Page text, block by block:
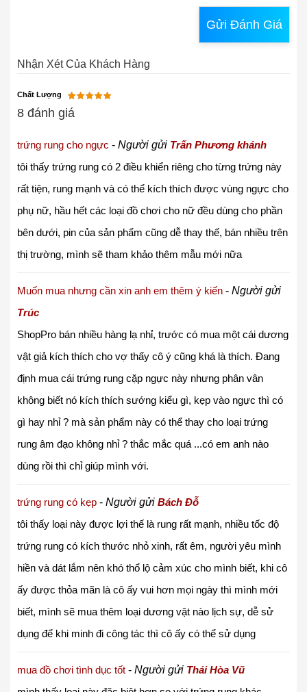
Gửi Đánh Giá
Nhận Xét Của Khách Hàng
Chất Lượng
8 đánh giá
trứng rung cho ngực - Người gửi Trấn Phương khánh
tôi thấy trứng rung có 2 điều khiển riêng cho từng trứng này
rất tiện, rung mạnh và có thể kích thích được vùng ngực cho
phụ nữ, hầu hết các loại đồ chơi cho nữ đều dùng cho phần
bên dưới, pin của sản phẩm cũng dễ thay thế, bán nhiều trên
thị trường, mình sẽ tham khảo thêm mẫu mới nữa
Muốn mua nhưng cần xin anh em thêm ý kiến - Người gửi
Trúc
ShopPro bán nhiều hàng lạ nhỉ, trước có mua một cái dương
vật giả kích thích cho vợ thấy cô ý cũng khá là thích. Đang
định mua cái trứng rung cặp ngực này nhưng phân vân
không biết nó kích thích sướng kiểu gì, kẹp vào ngực thì có
gì hay nhỉ ? mà sản phẩm này có thể thay cho loại trứng
rung âm đạo không nhỉ ? thắc mắc quá ...có em anh nào
dùng rồi thì chỉ giúp mình với.
trứng rung có kẹp - Người gửi Bách Đỗ
tôi thấy loại này được lợi thế là rung rất mạnh, nhiều tốc độ
trứng rung có kích thước nhỏ xinh, rất êm, người yêu mình
hiền và dát lắm nên khó thổ lộ cảm xúc cho mình biết, khi cô
ấy được thỏa mãn là cô ấy vui hơn mọi ngày thì mình mới
biết, mình sẽ mua thêm loại dương vật nào lịch sự, dễ sử
dụng để khi minh đi công tác thì cô ấy có thể sử dụng
mua đồ chơi tình dục tốt - Người gửi Thái Hòa Vũ